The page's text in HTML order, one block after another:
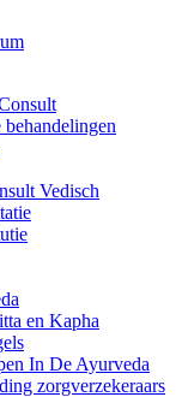
Vedisch
en Kapha
In De Ayurveda
zorgverzekeraars